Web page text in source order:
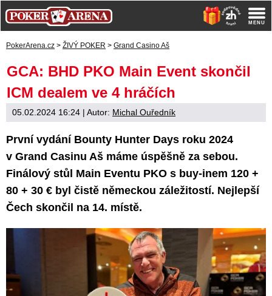
PokerArena.cz > ŽIVÝ POKER > Grand Casino Aš
GCA: BHD PKO Main Event skončil
ICM dealem ve 4 hráčích
05.02.2024 16:24 | Autor: Michal Ouředník
První vydání Bounty Hunter Days roku 2024
v Grand Casinu Aš máme úspěšně za sebou.
Finálový stůl Main Eventu PKO s buy-inem 120 +
80 + 30 € byl čistě německou záležitostí. Nejlepší
Čech skončil na 14. místě.